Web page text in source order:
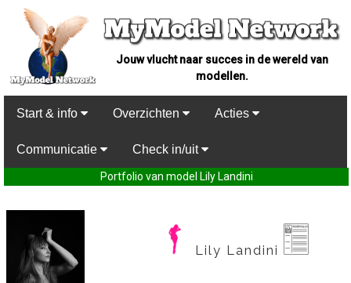
Jouw vlucht naar succes in de wereld van
modellen.
Start & info Overzichten Acties
Communicatie Check in/uit
Portfolio van model Lily Landini
Lily Landini